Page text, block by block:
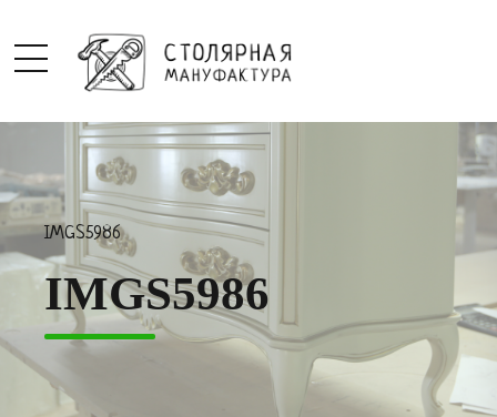
IMGS5986
IMGS5986